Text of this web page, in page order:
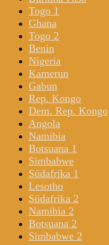
Togo 1
Ghana
Togo 2
Benin
Nigeria
Kamerun
Gabun
Rep. Kongo
Dem. Rep. Kongo
Angola
Namibia
Botsuana 1
Simbabwe
Südafrika 1
Lesotho
Südafrika 2
Namibia 2
Botsuana 2
Simbabwe 2